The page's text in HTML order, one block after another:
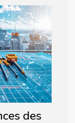
des